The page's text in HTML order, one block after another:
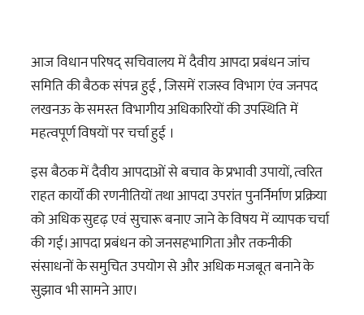
आज विधान परिषद् सचिवालय में दैवीय आपदा प्रबंधन जांच
समिति की बैठक संपन्न हुई , जिसमें राजस्व विभाग एंव जनपद
लखनऊ के समस्त विभागीय अधिकारियों की उपस्थिति में
महत्वपूर्णविषयों पर चर्चा हुई ।
इस बैठक में दैवीय आपदाओं से बचाव के प्रभावी उपायों, त्वरित
राहत कार्यों की रणनीतियों तथा आपदा उपरांत पुनर्निर्माण प्रक्रिया
को अधिक सुदृढ़ एवं सुचारू बनाए जाने के विषय में व्यापक चर्चा
की गई। आपदा प्रबंधन को जनसहभागिता और तकनीकी
संसाधनों के समुचित उपयोग से और अधिक मजबूत बनाने के
सुझाव भी सामने आए।